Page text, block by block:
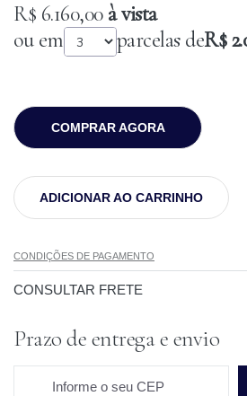
R$ 6.160,00à vista
ou em
parcelas deR$
COMPRAR AGORA
ADICIONAR AO CARRINHO
CONDIÇÕES DE PAGAMENTO
CONSULTAR FRETE
Prazo de entrega e envio
Informe o seu CEP